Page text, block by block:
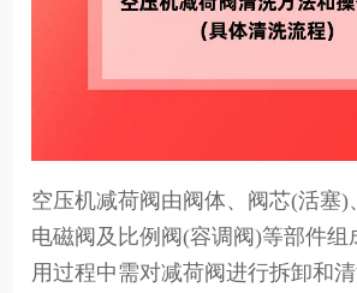
空压机减荷阀由阀体、阀芯(活塞)
电磁阀及比例阀(容调阀)等部件组
用过程中需对减荷阀进行拆卸和